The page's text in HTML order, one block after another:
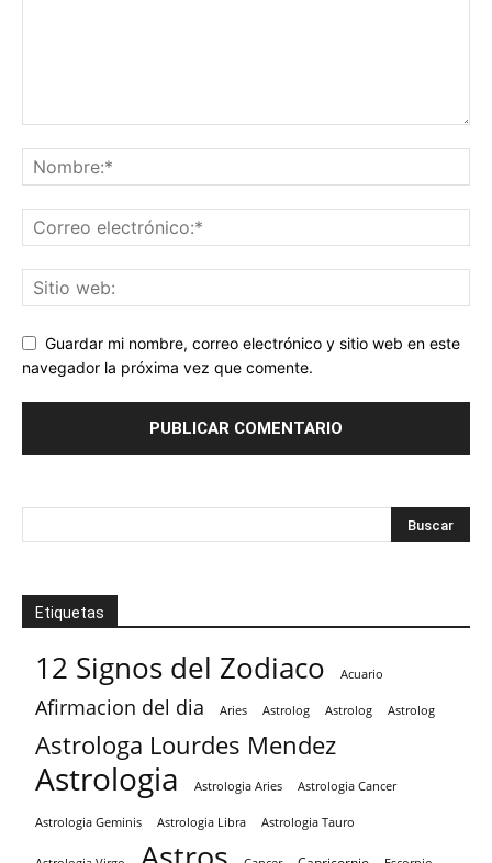
Guardar mi nombre, correo electrónico y sitio web en este
navegador la próxima vez que comente.
Etiquetas
12 Signos del Zodiaco Acuario
Afirmacion del dia Aries Astrolog Astrolog Astrolog
Astrologa Lourdes Mendez
Astrologia Astrologia Aries Astrologia Cancer
Astrologia Geminis Astrologia Libra Astrologia Tauro